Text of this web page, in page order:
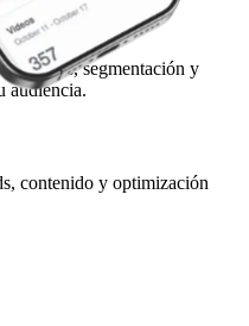
segmentación y
audiencia.
contenido y optimización